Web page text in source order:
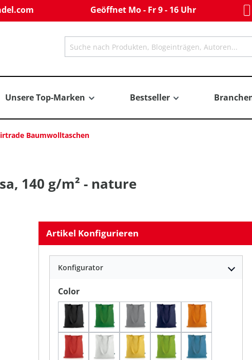
Geöffnet Mo - Fr 9 - 16 Uhr
Unsere Top-Marken Bestseller
Baumwolltaschen
140 g/m² - nature
Artikel Konfigurieren
Konfigurator
Colorauswählen
Black Green Grey Navy Orange
Red White YELLOWapple green
cyan